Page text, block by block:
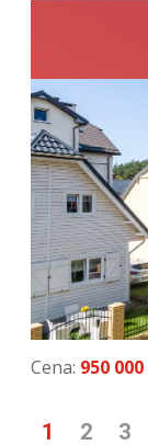
Cena: 950 000
1 2 3